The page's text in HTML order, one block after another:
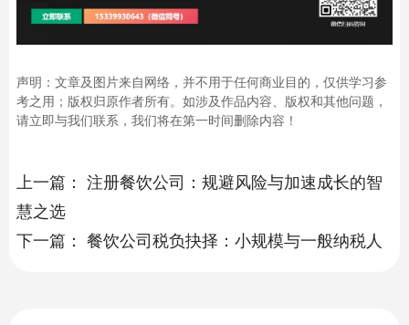
声明：文章及图片来自网络，并不用于任何商业目的，仅供学习参
考之用；版权归原作者所有。如涉及作品内容、版权和其他问题，
请立即与我们联系，我们将在第一时间删除内容！
上一篇： 注册餐饮公司：规避风险与加速成长的智
慧之选
下一篇： 餐饮公司税负抉择：小规模与一般纳税人